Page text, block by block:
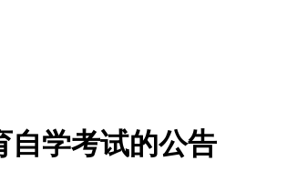
自学考试的公告